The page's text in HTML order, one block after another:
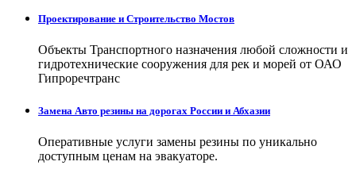
Проектирование и Строительство Мостов
Объекты Транспортного назначения любой сложности и
гидротехнические сооружения для рек и морей от ОАО
Гипроречтранс
Замена Авто резины на дорогах России и Абхазии
Оперативные услуги замены резины по уникально
доступным ценам на эвакуаторе.